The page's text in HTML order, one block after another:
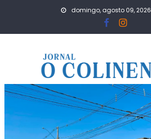
domingo, agosto 09, 2026